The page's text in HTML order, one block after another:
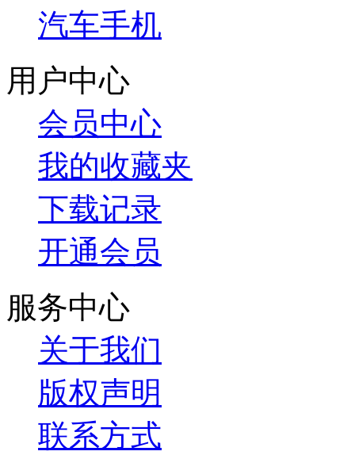
汽车手机
用户中心
会员中心
我的收藏夹
下载记录
开通会员
服务中心
关于我们
版权声明
联系方式